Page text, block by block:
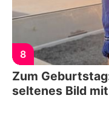
8
Zum
seltenes Bild